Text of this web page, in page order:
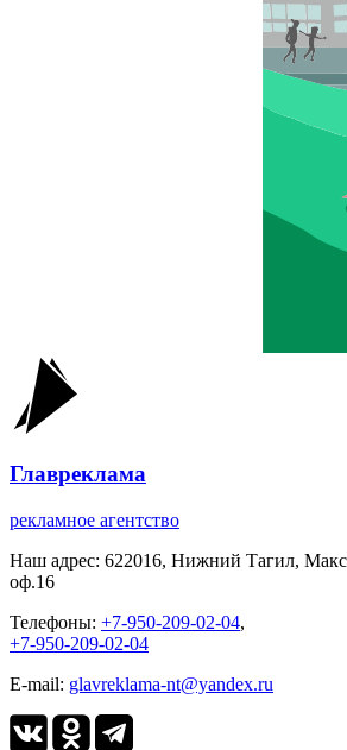
Главреклама
рекламное агентство
Наш адрес: 622016, Нижний Тагил,
оф.16
Телефоны: +7-950-209-02-04,
+7-950-209-02-04
E-mail: glavreklama-nt@yandex.ru